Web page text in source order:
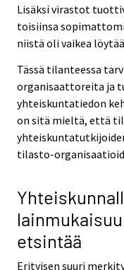
Lisäksi virastot
toisiinsa
niistä oli vaikea
Tässä tilanteessa
organisaattoreita ja
yhteiskuntatiedon
on sitä mieltä, että
tilasto-
etsintää
Erityisen suuri